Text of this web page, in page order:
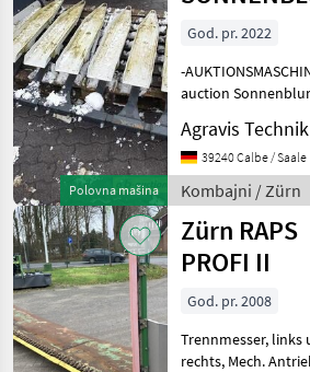
Polovna mašina
VORSATZ
God. pr. 2022
-
auction
Zürn
30ft Auf diese
können Sie Online
Der Startpreis bet
Agravis
39240 Calbe / Saale
Kombajni / Zürn
Zürn RAPS
PROFI II
God. pr. 2008
Trennmesser, links und
rechts, Mech. Antrieb, Zürn